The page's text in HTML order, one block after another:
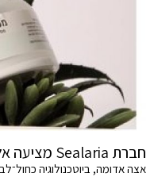
חברת Sealaria מציעה אלטרנטיבה מדעית לשוק הטיפוח
אצה אדומה, ביוטכנולוגיה